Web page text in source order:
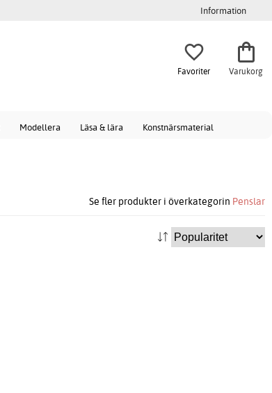
Information
Favoriter Varukorg
Modellera Läsa & lära Konstnärsmaterial
Se fler produkter i överkategorin Penslar